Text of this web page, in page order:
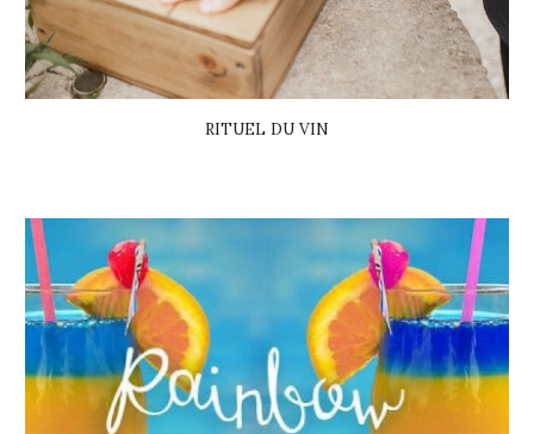
RITUEL DU VIN